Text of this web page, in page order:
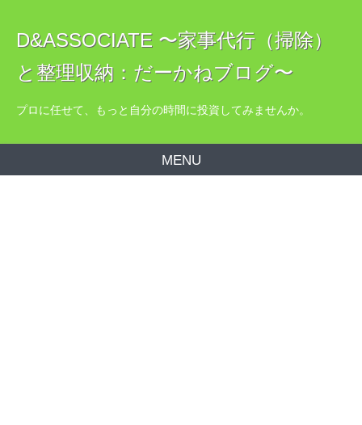
D&ASSOCIATE 〜家事代行（掃除）
と整理収納：だーかねブログ〜
プロに任せて、もっと自分の時間に投資してみませんか。
MENU